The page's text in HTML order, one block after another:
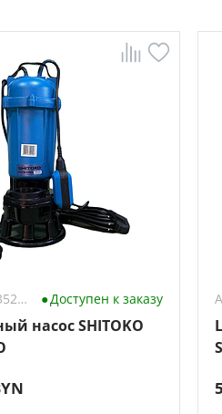
Артикул: 3528533 Доступен к заказу
насос SHITOKO